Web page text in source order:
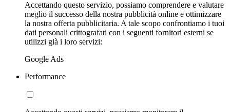
Accettando questo servizio, possiamo comprendere e valutare
meglio il successo della nostra pubblicità online e ottimizzare
la nostra offerta pubblicitaria. A tale scopo confrontiamo i tuoi
dati personali crittografati con i seguenti fornitori esterni se
utilizzi già i loro servizi:
Google Ads
Performance